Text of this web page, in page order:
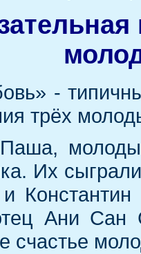
-
трёх
Их
Ани Сан
счастье